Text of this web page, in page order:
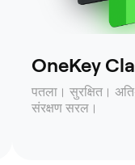
OneKey
पतला। सुरक्षित।
संरक्षण सरल।